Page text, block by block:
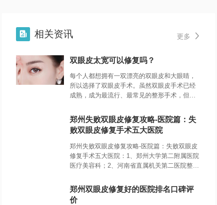
 相关资讯 更多 
双眼皮太宽可以修复吗？
每个人都想拥有一双漂亮的双眼皮和大眼睛，
所以选择了双眼皮手术。虽然双眼皮手术已经
成熟，成为最流行、最常见的整形手术，但遗
些问题，比如说双眼皮太宽，那么双眼皮太宽
郑州失败双眼皮修复攻略-医院篇：失
败双眼皮修复手术五大医院
郑州失败双眼皮修复攻略-医院篇：失败双眼皮
修复手术五大医院：1、郑州大学第二附属医院
医疗美容科；2、河南省直属机关第二医院整形
州致美士医疗美容医院；5、郑州那美医疗美容
诊所。
郑州双眼皮修复好的医院排名口碑评
价